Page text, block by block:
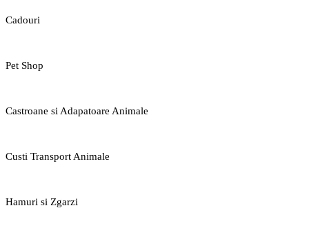
Cadouri
Pet Shop
Castroane si Adapatoare Animale
Custi Transport Animale
Hamuri si Zgarzi